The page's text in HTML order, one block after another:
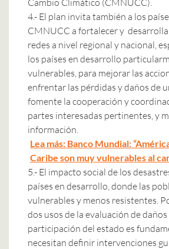
4.- El plan invita también a los
CMNUCC a fortalecer y
redes a nivel regional y nacional,
los países en desarrollo
vulnerables, para mejorar las
enfrentar las pérdidas y daños de
fomente la cooperación y
partes interesadas pertinentes, y
información.
Lea más: Banco Mundial:
Caribe son muy vulnerables al
5.- El impacto social de los
países en desarrollo, donde las
vulnerables y menos resistentes.
dos usos de la evaluación de
participación del estado es
necesitan definir intervenciones